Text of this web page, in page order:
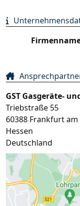
GST Gasgeräte-
Triebstraße 55
60388 Frankfurt am
Hessen
Deutschland